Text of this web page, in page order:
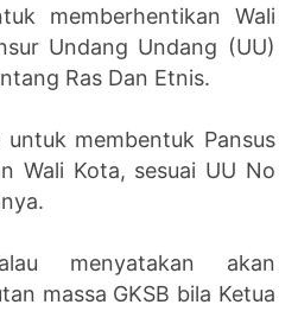
memberhentikan Wali
Undang Undang (UU)
Ras Dan Etnis.
untuk membentuk Pansus
Wali Kota, sesuai UU No
menyatakan akan
massa GKSB bila Ketua